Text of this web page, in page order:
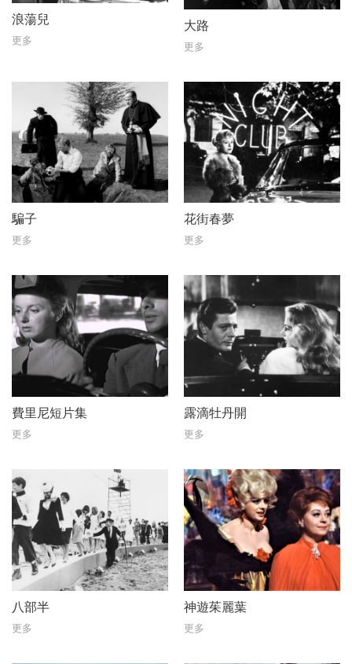
浪蕩兒
更多
大路
更多
騙子
更多
花街春夢
更多
費里尼短片集
更多
露滴牡丹開
更多
八部半
更多
神遊茱麗葉
更多